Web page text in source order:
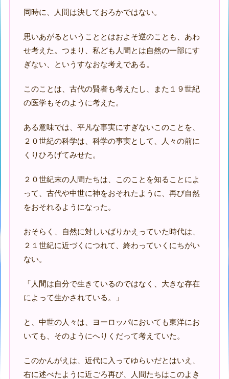
同時に、人間は決しておろかではない。
思いあがるということとはおよそ逆のことも、あわ
せ考えた。つまり、私ども人間とは自然の一部にす
ぎない、というすなおな考えである。
このことは、古代の賢者も考えたし、また１９世紀
の医学もそのように考えた。
ある意味では、平凡な事実にすぎないこのことを、
２０世紀の科学は、科学の事実として、人々の前に
くりひろげてみせた。
２０世紀末の人間たちは、このことを知ることによ
って、古代や中世に神をおそれたように、再び自然
をおそれるようになった。
おそらく、自然に対しいばりかえっていた時代は、
２１世紀に近づくにつれて、終わっていくにちがい
ない。
「人間は自分で生きているのではなく、大きな存在
によって生かされている。」
と、中世の人々は、ヨーロッパにおいても東洋にお
いても、そのようにへりくだって考えていた。
このかんがえは、近代に入ってゆらいだとはいえ、
右に述べたように近ごろ再び、人間たちはこのよき